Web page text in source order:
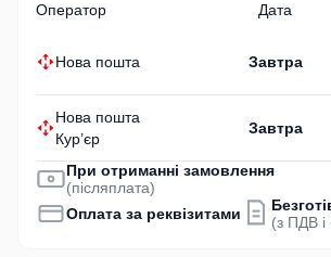
Оператор Дата
Нова пошта Завтра
Нова пошта
Кур’єр
Завтра
При отриманні замовлення
(післяплата)
Оплата за реквізитами
(з ПДВ